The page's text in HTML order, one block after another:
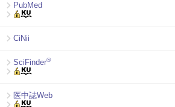
PubMed
CiNii
SciFinder®
医中誌Web